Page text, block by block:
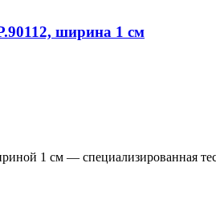
ширина 1 см
1 см — специализированная